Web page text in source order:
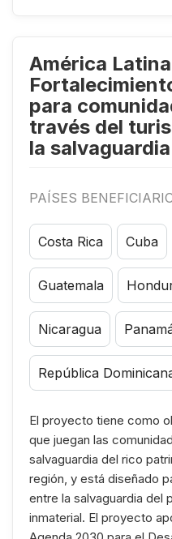
América
para
través del
la
PAÍSES
Costa Rica Cuba
Guatemala
Nicaragua
República
El proyecto tiene como
que juegan las
salvaguardia del rico
región, y está diseñado
entre la salvaguardia del
inmaterial. El proyecto